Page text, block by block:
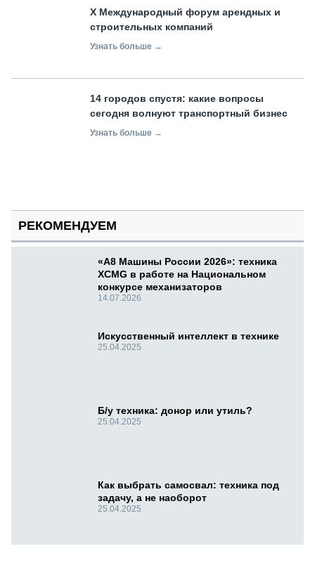
X Международный форум арендных и
строительных компаний
Узнать больше →
14 городов спустя: какие вопросы
сегодня волнуют транспортный бизнес
Узнать больше →
РЕКОМЕНДУЕМ
«А8 Машины России 2026»: техника
XCMG в работе на Национальном
конкурсе механизаторов
14.07.2026
Искусственный интеллект в технике
25.04.2025
Б/у техника: донор или утиль?
25.04.2025
Как выбрать самосвал: техника под
задачу, а не наоборот
25.04.2025